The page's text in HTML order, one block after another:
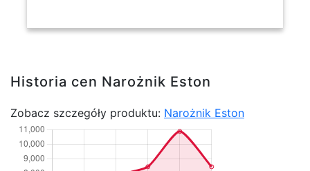
Historia cen Narożnik Eston
Zobacz szczegóły produktu: Narożnik Eston